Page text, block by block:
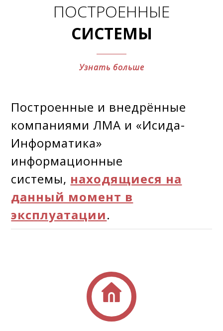
ПОСТРОЕННЫЕ
СИСТЕМЫ
Узнать больше
Построенные и внедрённые
компаниями ЛМА и «Исида-
Информатика»
информационные
системы, находящиеся на
данный момент в
эксплуатации.